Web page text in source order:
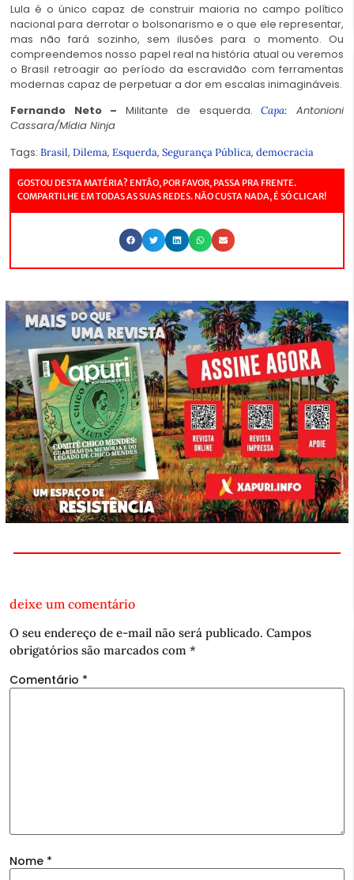
Lula é o único capaz de construir maioria no campo político
nacional para derrotar o bolsonarismo e o que ele representar,
mas não fará sozinho, sem ilusões para o momento. Ou
compreendemos nosso papel real na história atual ou veremos
o Brasil retroagir ao período da escravidão com ferramentas
modernas capaz de perpetuar a dor em escalas inimagináveis.
Fernando Neto – Militante de esquerda. Capa: Antonioni
Cassara/Mídia Ninja
Tags: Brasil, Dilema, Esquerda, Segurança Pública, democracia
GOSTOU DESTA MATÉRIA? ENTÃO, POR FAVOR, PASSA PRA FRENTE.
COMPARTILHE EM TODAS AS SUAS REDES. NÃO CUSTA NADA, É SÓ CLICAR!
deixe um comentário
O seu endereço de e-mail não será publicado. Campos
obrigatórios são marcados com *
Comentário *
Nome *